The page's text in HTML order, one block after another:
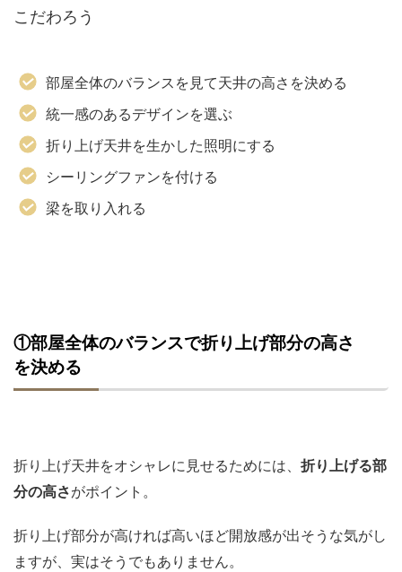
こだわろう
部屋全体のバランスを見て天井の高さを決める
統一感のあるデザインを選ぶ
折り上げ天井を生かした照明にする
シーリングファンを付ける
梁を取り入れる
①部屋全体のバランスで折り上げ部分の高さ
を決める
折り上げ天井をオシャレに見せるためには、 折り上げる部
分の高さがポイント。
折り上げ部分が高ければ高いほど開放感が出そうな気がし
ますが、実はそうでもありません。